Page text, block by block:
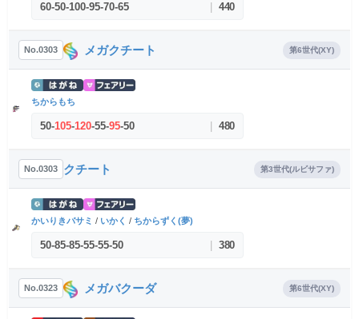
60-50-100-95-70-65 440
No.0303 メガクチート 第6世代(XY)
ちからもち
50-105-120-55-95-50 480
No.0303 クチート 第3世代(ルビサファ)
かいりきバサミ / いかく / ちからずく(夢)
50-85-85-55-55-50 380
No.0323 メガバクーダ 第6世代(XY)